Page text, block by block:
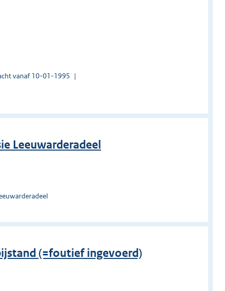
vanaf 10-01-1995
Leeuwarderadeel
(=foutief ingevoerd)